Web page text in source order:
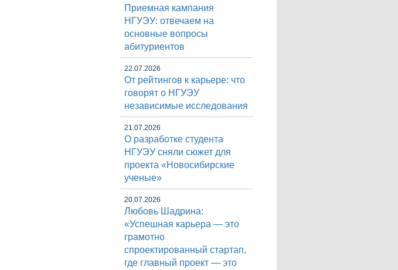
Приемная кампания
НГУЭУ: отвечаем на
основные вопросы
абитуриентов
22.07.2026
От рейтингов к карьере: что
говорят о НГУЭУ
независимые исследования
21.07.2026
О разработке студента
НГУЭУ сняли сюжет для
проекта «Новосибирские
ученые»
20.07.2026
Любовь Шадрина:
«Успешная карьера — это
грамотно
спроектированный стартап,
где главный проект — это